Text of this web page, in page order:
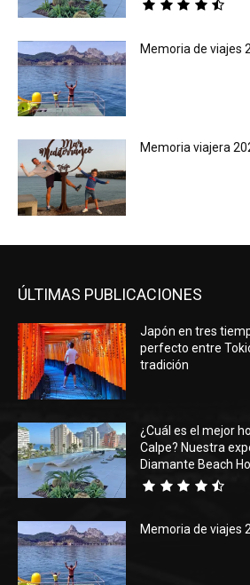
Memoria de viajes
Memoria viajera
ÚLTIMAS PUBLICACIONES
Japón en tres
perfecto entre
tradición
¿Cuál es el mejor
Calpe? Nuestra
Diamante Beach
Memoria de viajes